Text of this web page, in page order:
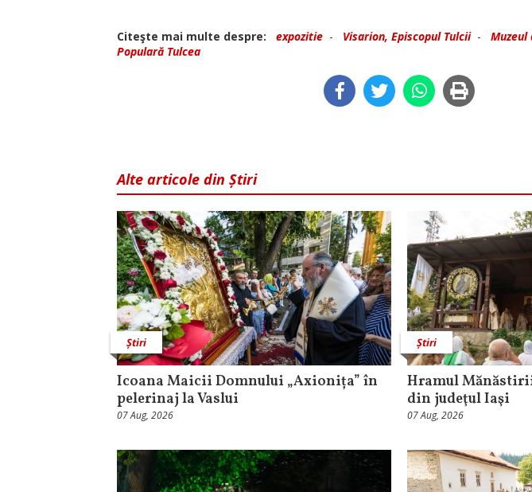
Citeşte mai multe despre: expozitie - Visarion, Episcopul Tulcii- Muzeul
Populară Tulcea
Alte articole din Știri
Știri
Icoana Maicii Domnului „Axionița” în
pelerinaj la Vaslui
07 Aug, 2026
Știri
Hramul Mănăstirii
din judeţul Iaşi
07 Aug, 2026